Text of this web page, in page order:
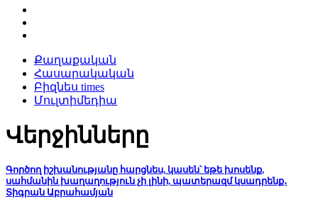
Քաղաքական
Հասարակական
Բիզնես times
Մուլտիմեդիա
Վերջինները
Գործող իշխանությանը հարցնես, կասեն՝ եթե խոսենք,
սահմանին խաղաղություն չի լինի, պատերազմ կսադրենք․
Տիգրան Աբրահամյան